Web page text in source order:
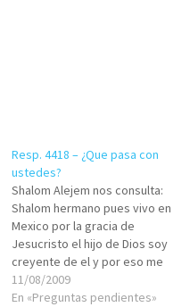
Resp. 4418 – ¿Que pasa con
ustedes?
Shalom Alejem nos consulta:
Shalom hermano pues vivo en
Mexico por la gracia de
Jesucristo el hijo de Dios soy
creyente de el y por eso me
gustaria preguntarle a usted
el porque ustedes no cree en
11/08/2009
En «Preguntas pendientes»